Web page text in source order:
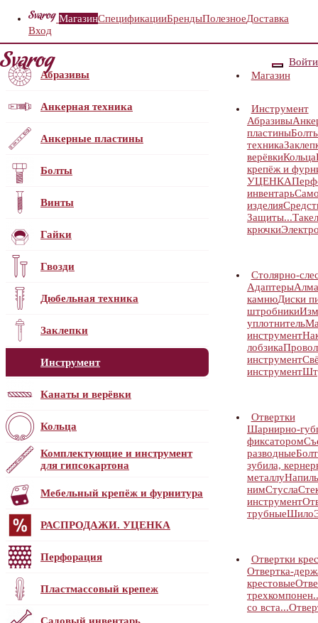
МагазинСпецификацииБрендыПолезноеДоставка
Вход
Войти
Абразивы
Анкерная техника
Анкерные пластины
Болты
Винты
Гайки
Гвозди
Дюбельная техника
Заклепки
Инструмент
Канаты и верёвки
Кольца
Комплектующие и инструмент
для гипсокартона
Мебельный крепёж и фурнитура
РАСПРОДАЖИ. УЦЕНКА
Перфорация
Пластмассовый крепеж
Садовый инвентарь
Магазин
Инструмент
Абразивы
пластины
техника
верёвкиКольца
крепёж и
УЦЕНКА
инвентарь
изделия
Защиты...
крючки
Столярно-
Адаптеры
камнюДиски
штробники
уплотнитель
инструмент
лобзика
инструмент
инструмент
Отвертки
Шарнирно-
фиксатором
разводные
зубила,
металлу
нимСтусла
инструмент
трубныеШило
Отвертки
Отвертка-
крестовые
со вста...